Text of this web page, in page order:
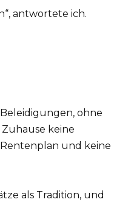
antwortete ich.
ohne
keine
und keine
als Tradition, und